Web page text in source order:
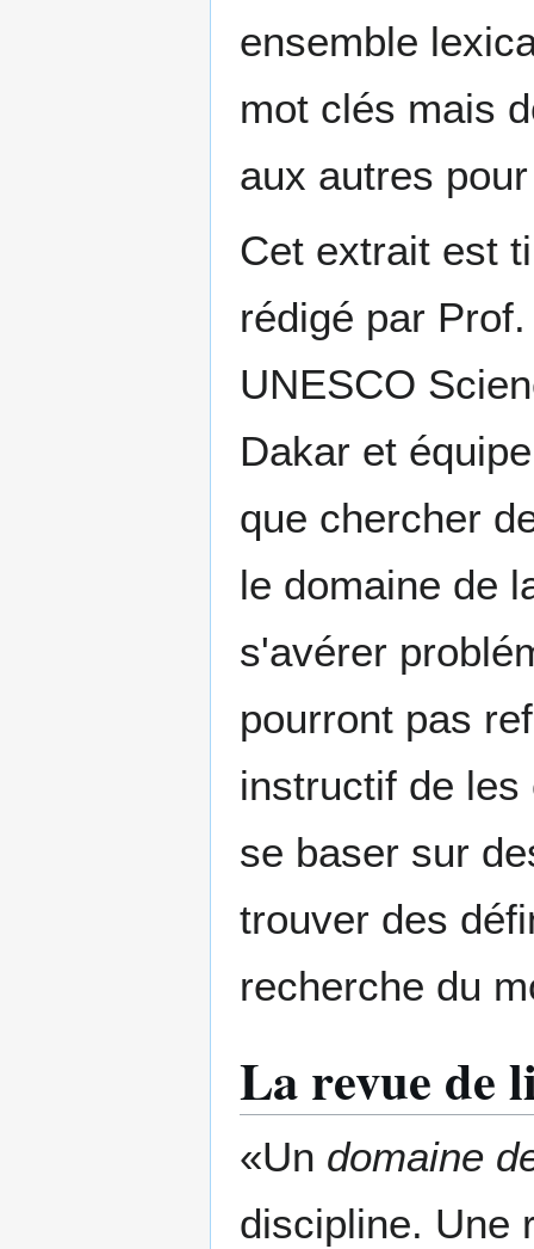
ensemble
mot clés mais
aux autres
Cet extrait est
rédigé par
UNESCO
Dakar et
que chercher
le domaine de
s'avérer
pourront pas
instructif de
se baser sur
trouver des
recherche du
La revue de
«Un domaine
discipline. Une